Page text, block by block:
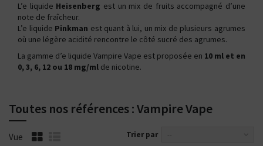
L’e liquide Heisenberg est un mix de fruits accompagné d’une
note de fraîcheur.
L’e liquide Pinkman est quant à lui, un mix de plusieurs agrumes
où une légère acidité rencontre le côté sucré des agrumes.
La gamme d’e liquide Vampire Vape est proposée en 10 ml et en
0, 3, 6, 12 ou 18 mg/ml de nicotine.
Toutes nos références : Vampire Vape
Vue Trier par --